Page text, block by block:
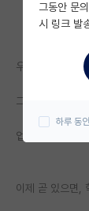
미국 유
미국 대
대학원생
연구실
우리 랩은
그런데...요즘 따
업계 타 연구실
이제 곧 있으면,
그동안 문
시 링크 발
하루 동